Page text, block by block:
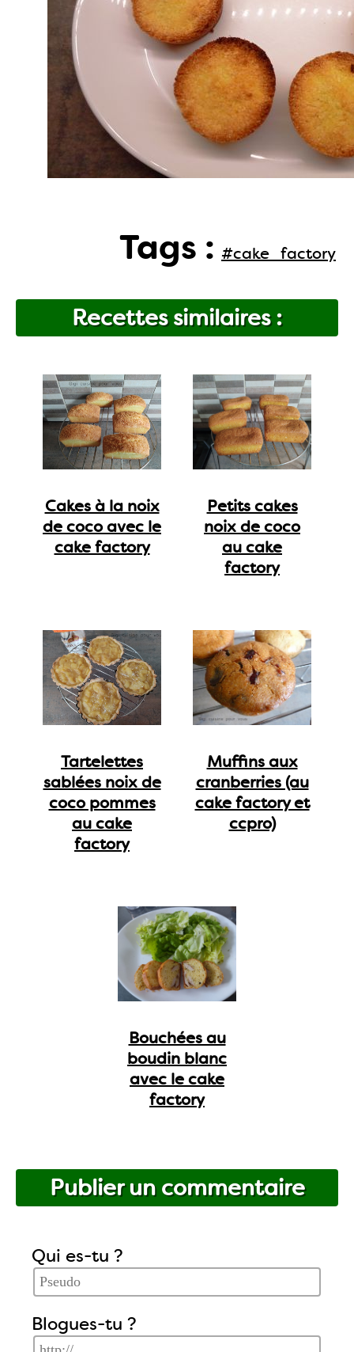
Tags : #cake_factory
Recettes similaires :
Cakes à la noix
de coco avec le
cake factory
Petits cakes
noix de coco
au cake
factory
Tartelettes
sablées noix de
coco pommes
au cake
factory
Muffins aux
cranberries (au
cake factory et
ccpro)
Bouchées au
boudin blanc
avec le cake
factory
Publier un commentaire
Qui es-tu ?
Blogues-tu ?